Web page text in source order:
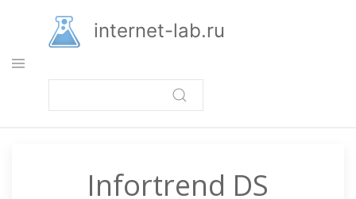
основному
содержанию
internet-lab.ru
Infortrend DS